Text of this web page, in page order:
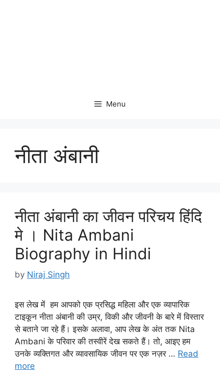
Menu
नीता अंबानी
नीता अंबानी का जीवन परिचय हिंदि
मे । Nita Ambani
Biography in Hindi
by Niraj Singh
इस लेख में हम आपको एक प्रसिद्ध महिला और एक व्यापारिक
टाइकून नीता अंबानी की उम्र, विकी और जीवनी के बारे में विस्तार
से बताने जा रहे हैं। इसके अलावा, आप लेख के अंत तक Nita
Ambani के परिवार की तस्वीरें देख सकते हैं। तो, आइए हम
उनके व्यक्तिगत और व्यावसायिक जीवन पर एक नज़र … Read
more